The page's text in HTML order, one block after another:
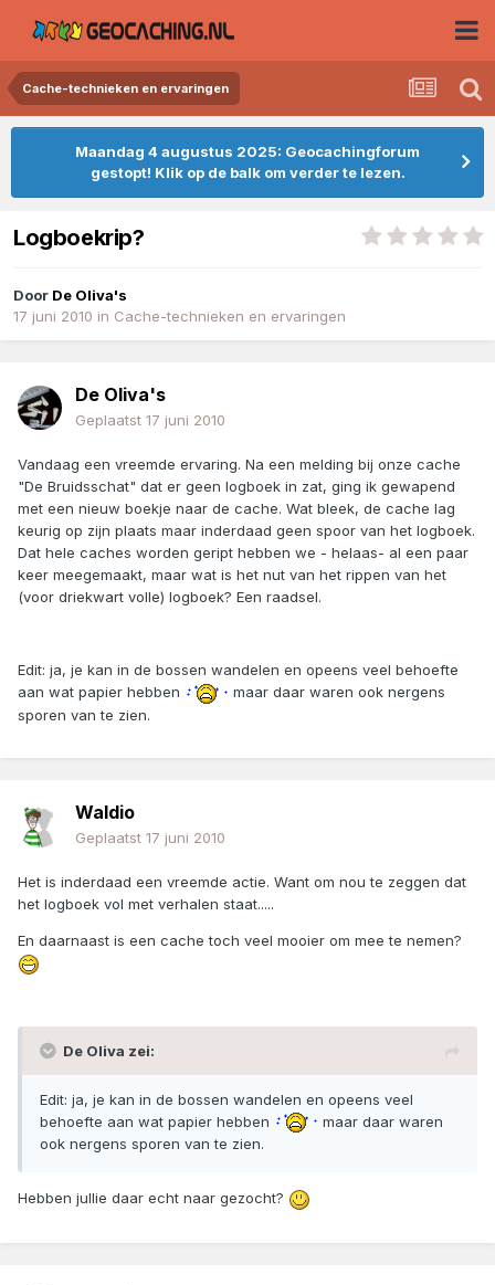
Cache-technieken en ervaringen
Maandag 4 augustus 2025: Geocachingforum
gestopt! Klik op de balk om verder te lezen.
Logboekrip?
Door De Oliva's
17 juni 2010 in Cache-technieken en ervaringen
De Oliva's
Geplaatst 17 juni 2010
Vandaag een vreemde ervaring. Na een melding bij onze cache
"De Bruidsschat" dat er geen logboek in zat, ging ik gewapend
met een nieuw boekje naar de cache. Wat bleek, de cache lag
keurig op zijn plaats maar inderdaad geen spoor van het logboek.
Dat hele caches worden geript hebben we - helaas- al een paar
keer meegemaakt, maar wat is het nut van het rippen van het
(voor driekwart volle) logboek? Een raadsel.
Edit: ja, je kan in de bossen wandelen en opeens veel behoefte
aan wat papier hebben
maar daar waren ook nergens
sporen van te zien.
Waldio
Geplaatst 17 juni 2010
Het is inderdaad een vreemde actie. Want om nou te zeggen dat
het logboek vol met verhalen staat.....
En daarnaast is een cache toch veel mooier om mee te nemen?
De Oliva zei:
Edit: ja, je kan in de bossen wandelen en opeens veel
behoefte aan wat papier hebben
maar daar waren
ook nergens sporen van te zien.
Hebben jullie daar echt naar gezocht?